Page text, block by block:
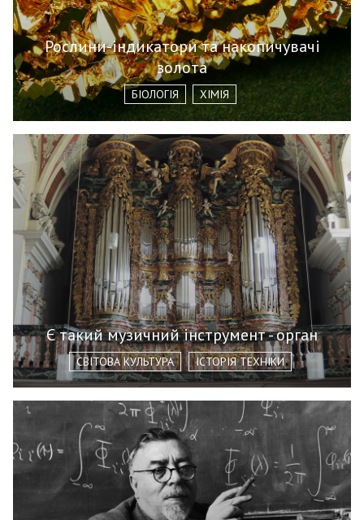
Рослини-індикатори та накопичувачі
золота
БІОЛОГІЯ ХІМІЯ
Є такий музичний інструмент - орган
СВІТОВА КУЛЬТУРА ІСТОРІЯ ТЕХНІКИ